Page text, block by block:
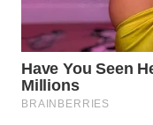
Na montagem,
o queijo em
cima. Ele deve
criandotextura
empurêpesado